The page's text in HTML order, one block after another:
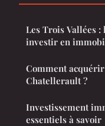
Les Trois Vallées
investir en
Comment
Chatellerault ?
Investissement
essentiels à savoir